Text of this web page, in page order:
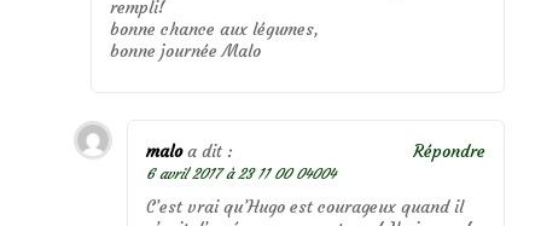
rempli!
bonne chance aux légumes,
bonne journée Malo
malo a dit :
6 avril 2017 à 23 11 00 04004
C’est vrai qu’Hugo est courageux quand il
Répondre